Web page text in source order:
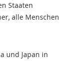
Staaten
alle Menschen
und Japan in